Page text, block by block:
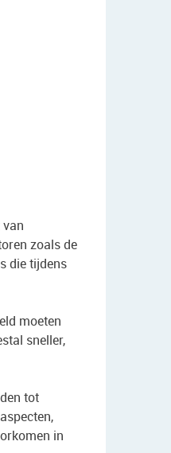
zoals de
die tijdens
moeten
sneller,
tot
in